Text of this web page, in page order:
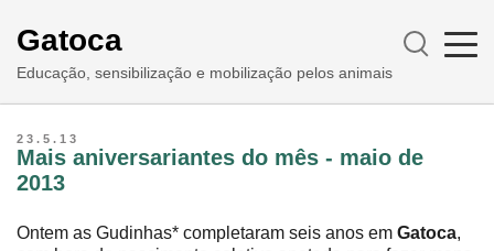
Gatoca
Educação, sensibilização e mobilização pelos animais
23.5.13
Mais aniversariantes do mês - maio de
2013
Ontem as Gudinhas* completaram seis anos em Gatoca,